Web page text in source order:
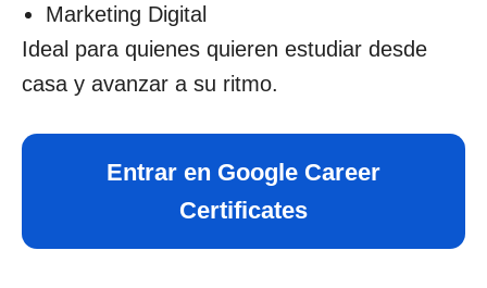
Marketing Digital
Ideal para quienes quieren estudiar desde
casa y avanzar a su ritmo.
Entrar en Google Career
Certificates